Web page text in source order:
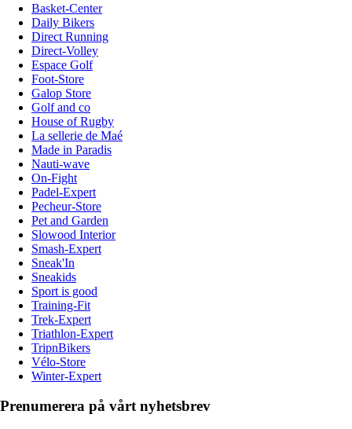
Basket-Center
Daily Bikers
Direct Running
Direct-Volley
Espace Golf
Foot-Store
Galop Store
Golf and co
House of Rugby
La sellerie de Maé
Made in Paradis
Nauti-wave
On-Fight
Padel-Expert
Pecheur-Store
Pet and Garden
Slowood Interior
Smash-Expert
Sneak'In
Sneakids
Sport is good
Training-Fit
Trek-Expert
Triathlon-Expert
TripnBikers
Vélo-Store
Winter-Expert
Prenumerera på vårt nyhetsbrev